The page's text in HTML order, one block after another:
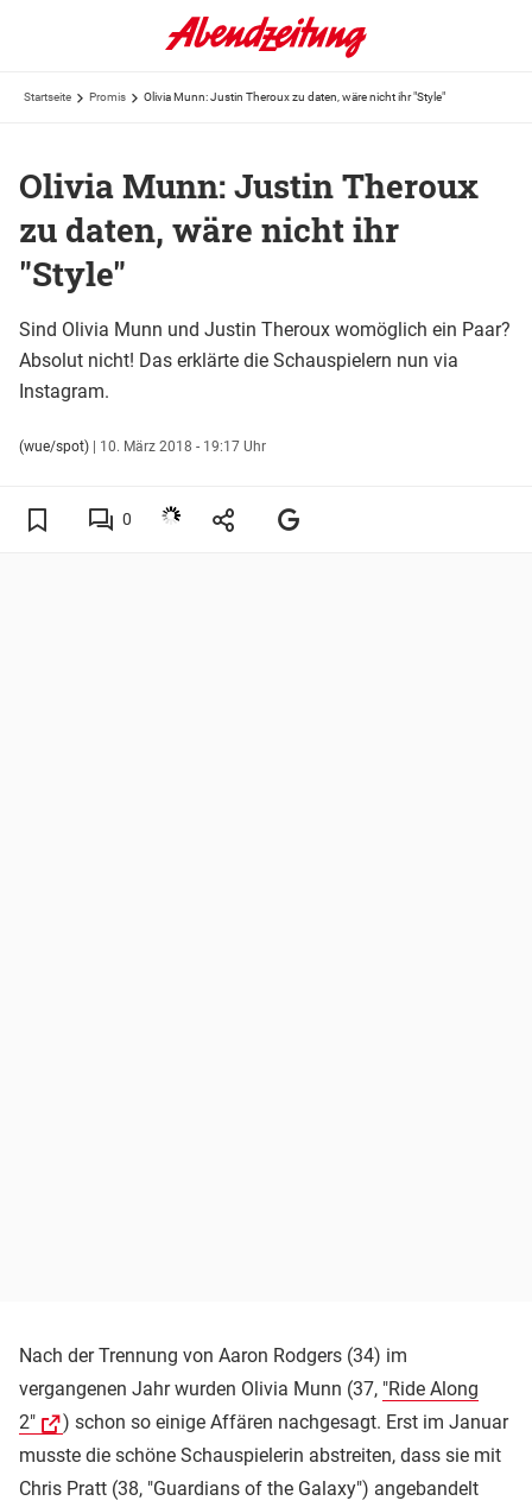
Startseite Promis Olivia Munn: Justin Theroux zu daten, wäre nicht ihr "Style"
Olivia Munn: Justin Theroux
zu daten, wäre nicht ihr
"Style"
Sind Olivia Munn und Justin Theroux womöglich ein Paar?
Absolut nicht! Das erklärte die Schauspielern nun via
Instagram.
(wue/spot) | 10. März 2018 - 19:17 Uhr
0
Nach der Trennung von Aaron Rodgers (34) im
vergangenen Jahr wurden Olivia Munn (37, "Ride Along
2"
) schon so einige Affären nachgesagt. Erst im Januar
musste die schöne Schauspielerin abstreiten, dass sie mit
Chris Pratt (38, "Guardians of the Galaxy") angebandelt